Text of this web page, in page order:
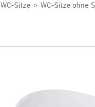
WC-Sitze WC-Sitze ohne